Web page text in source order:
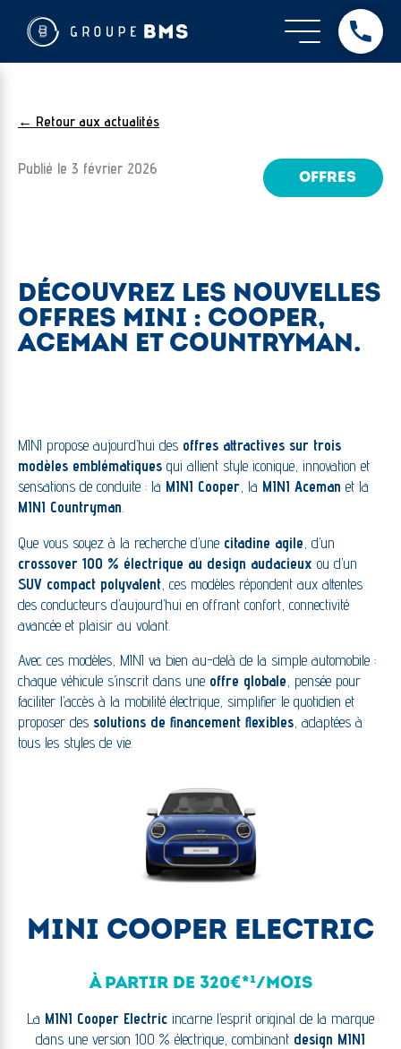
← Retour aux actualités
Publié le 3 février 2026
OFFRES
DÉCOUVREZ LES NOUVELLES
OFFRES MINI : COOPER,
ACEMAN ET COUNTRYMAN.
MINI propose aujourd’hui des offres attractives sur trois
modèles emblématiques qui allient style iconique, innovation et
sensations de conduite : la MINI Cooper , la MINI Aceman et la
MINI Countryman
Que vous soyez à la recherche d’une citadine agile , d’un
crossover 100 % électrique au design audacieux ou d’un
SUV compact polyvalent , ces modèles répondent aux attentes
des conducteurs d’aujourd’hui en offrant confort, connectivité
avancée et plaisir au volant.
Avec ces modèles, MINI va bien au-delà de la simple automobile :
chaque véhicule s’inscrit dans une offre globale, pensée pour
faciliter l’accès à la mobilité électrique, simplifier le quotidien et
proposer des solutions de financement flexibles, adaptées à
tous les styles de vie.
MINI COOPER ELECTRIC
À PARTIR DE 320€*¹/MOIS
La MINI Cooper Electric incarne l’esprit original de la marque
dans une version 100 % électrique, combinant design MINI